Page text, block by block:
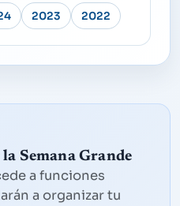
2023 2022
Semana Grande
a funciones
a organizar tu